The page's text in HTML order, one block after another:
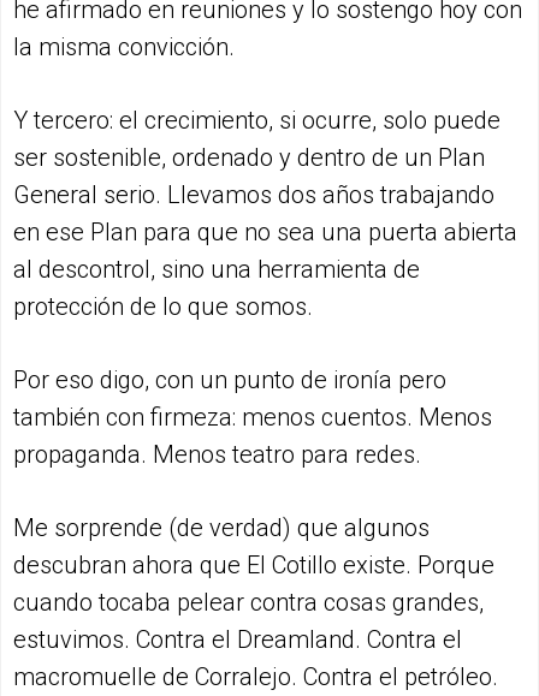
he afirmado en reuniones y lo sostengo hoy con
la misma convicción.
Y tercero: el crecimiento, si ocurre, solo puede
ser sostenible, ordenado y dentro de un Plan
General serio. Llevamos dos años trabajando
en ese Plan para que no sea una puerta abierta
al descontrol, sino una herramienta de
protección de lo que somos.
Por eso digo, con un punto de ironía pero
también con firmeza: menos cuentos. Menos
propaganda. Menos teatro para redes.
Me sorprende (de verdad) que algunos
descubran ahora que El Cotillo existe. Porque
cuando tocaba pelear contra cosas grandes,
estuvimos. Contra el Dreamland. Contra el
macromuelle de Corralejo. Contra el petróleo.